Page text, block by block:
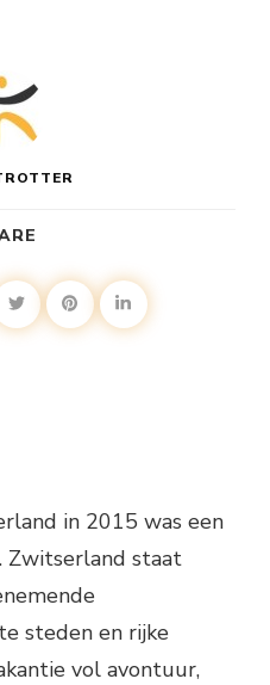
in 2015 was een
Zwitserland staat
steden en rijke
vol avontuur,